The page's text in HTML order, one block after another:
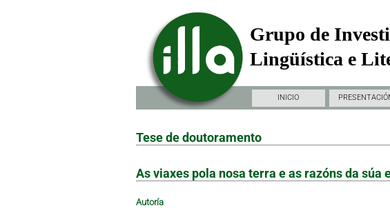
Grupo de
Lingüística e
INICIO
Tese de doutoramento
As viaxes pola nosa terra e as razóns da
Autoría